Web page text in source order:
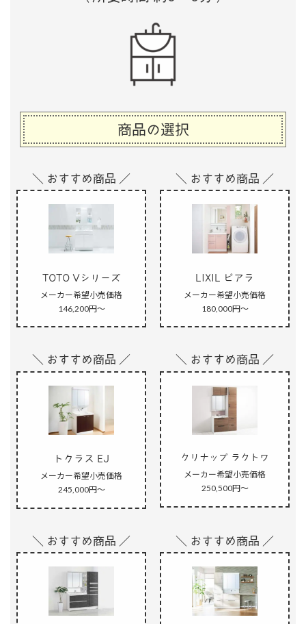
商品の選択
＼ おすすめ商品 ／
TOTO Vシリーズ
メーカー希望小売価格
146,200円～
＼ おすすめ商品 ／
LIXIL ピアラ
メーカー希望小売価格
180,000円～
＼ おすすめ商品 ／
トクラス EJ
メーカー希望小売価格
245,000円～
＼ おすすめ商品 ／
クリナップ ラクトワ
メーカー希望小売価格
250,500円～
＼ おすすめ商品 ／ ＼ おすすめ商品 ／